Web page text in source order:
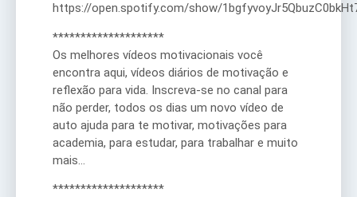
https://open.spotify.com/show/
********************
Os melhores vídeos motivacionais você
encontra aqui, vídeos diários de motivação e
reflexão para vida. Inscreva-se no canal para
não perder, todos os dias um novo vídeo de
auto ajuda para te motivar, motivações para
academia, para estudar, para trabalhar e muito
mais…
********************